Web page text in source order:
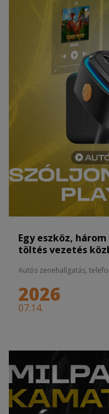
Egy eszköz,
töltés vezetés
Autós zenehallgatás,
2026
07.14.